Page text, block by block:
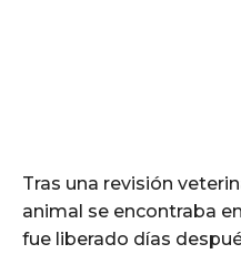
Tras una revisión
animal se encontraba
fue liberado días